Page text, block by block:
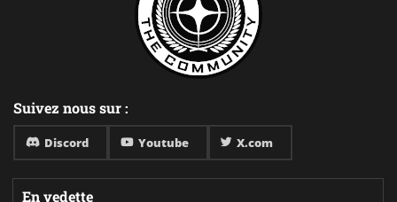
Suivez nous sur :
Discord Youtube X.com
En vedette